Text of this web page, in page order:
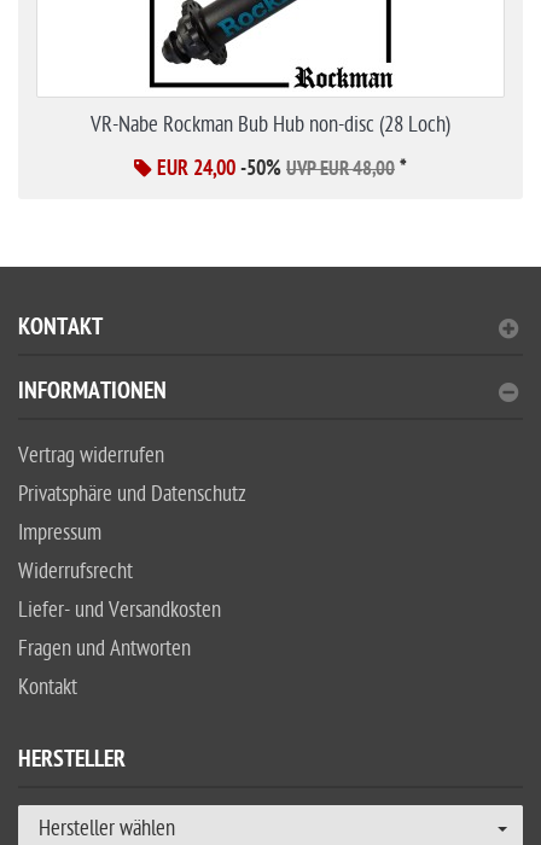
VR-Nabe Rockman Bub Hub non-disc (28 Loch)
EUR 24,00-50% UVP EUR 48,00 *
KONTAKT
INFORMATIONEN
Vertrag widerrufen
Privatsphäre und Datenschutz
Impressum
Widerrufsrecht
Liefer- und Versandkosten
Fragen und Antworten
Kontakt
HERSTELLER
Hersteller wählen